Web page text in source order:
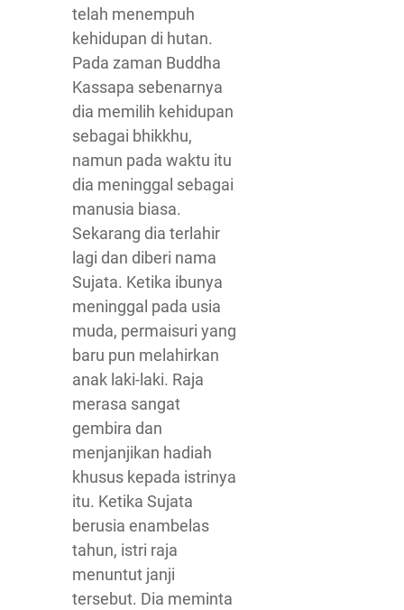
telah menempuh
kehidupan di hutan.
Pada zaman Buddha
Kassapa sebenarnya
dia memilih kehidupan
sebagai bhikkhu,
namun pada waktu itu
dia meninggal sebagai
manusia biasa.
Sekarang dia terlahir
lagi dan diberi nama
Sujata. Ketika ibunya
meninggal pada usia
muda, permaisuri yang
baru pun melahirkan
anak laki-laki. Raja
merasa sangat
gembira dan
menjanjikan hadiah
khusus kepada istrinya
itu. Ketika Sujata
berusia enambelas
tahun, istri raja
menuntut janji
tersebut. Dia meminta